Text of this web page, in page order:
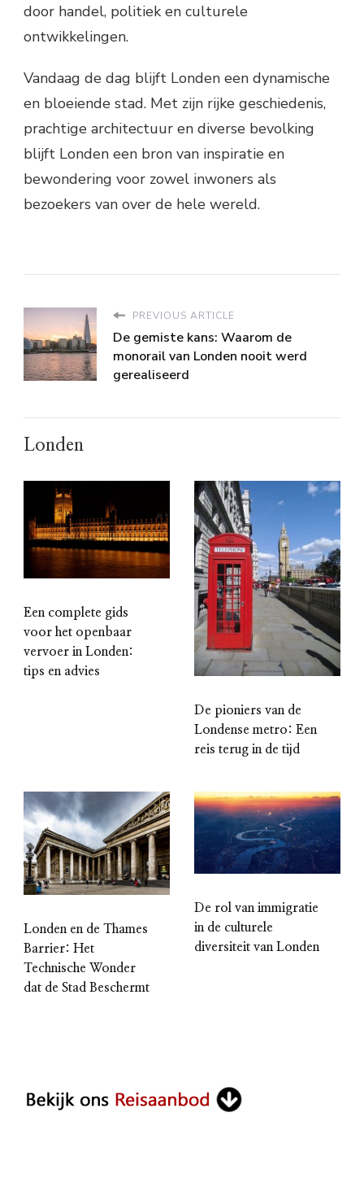
door handel, politiek en culturele
ontwikkelingen.
Vandaag de dag blijft Londen een dynamische
en bloeiende stad. Met zijn rijke geschiedenis,
prachtige architectuur en diverse bevolking
blijft Londen een bron van inspiratie en
bewondering voor zowel inwoners als
bezoekers van over de hele wereld.
PREVIOUS ARTICLE
De gemiste kans: Waarom de
monorail van Londen nooit werd
gerealiseerd
Londen
Een complete gids
voor het openbaar
vervoer in Londen:
tips en advies
De pioniers van de
Londense metro: Een
reis terug in de tijd
Londen en de Thames
Barrier: Het
Technische Wonder
dat de Stad Beschermt
De rol van immigratie
in de culturele
diversiteit van Londen